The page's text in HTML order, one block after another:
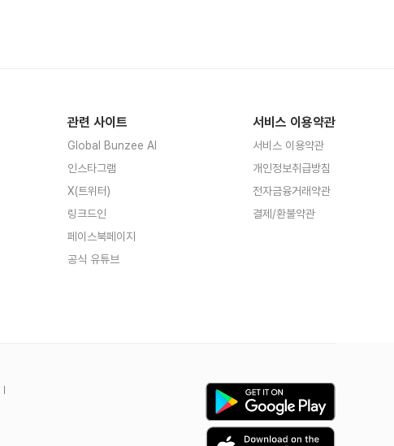
관련 사이트
Global Bunzee AI
인스타그램
X(트위터)
링크드인
페이스북페이지
공식 유튜브
서비스 이용약관
서비스 이용약관
개인정보취급방침
전자금융거래약관
결제/환불약관